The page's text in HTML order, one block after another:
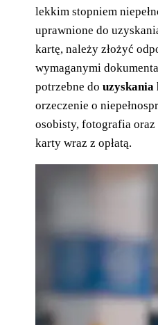
lekkim stopniem
uprawnione do
kartę, należy złożyć
wymaganymi
potrzebne do
orzeczenie o
osobisty, fotografia
karty wraz z opłatą.